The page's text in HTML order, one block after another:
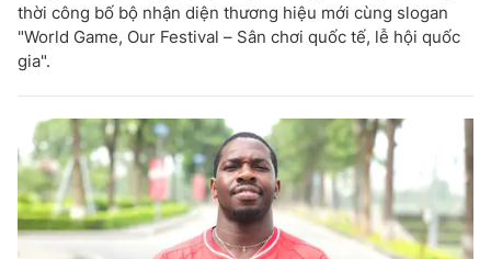
thời công bố bộ nhận diện thương hiệu mới cùng slogan
"World Game, Our Festival – Sân chơi quốc tế, lễ hội quốc
gia".